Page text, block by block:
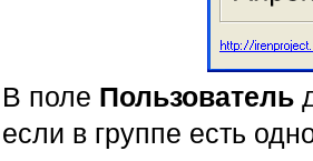
В поле Пользователь
если в группе есть